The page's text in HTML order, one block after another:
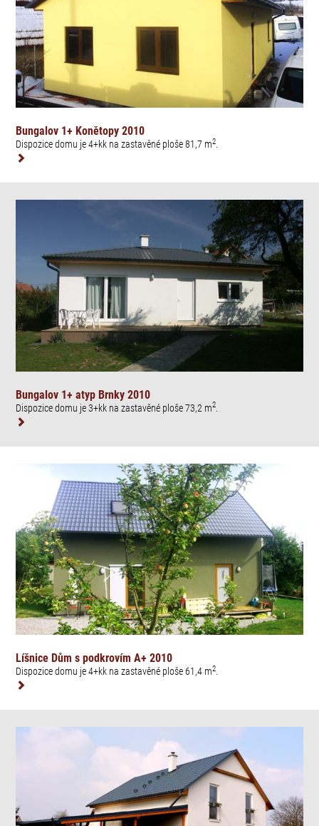
Bungalov 1+ Konětopy 2010
Dispozice domu je 4+kk na zastavěné ploše 81,7 m2
Bungalov 1+ atyp Brnky 2010
Dispozice domu je 3+kk na zastavěné ploše 73,2 m2
Líšnice Dům s podkrovím A+ 2010
Dispozice domu je 4+kk na zastavěné ploše 61,4 m2